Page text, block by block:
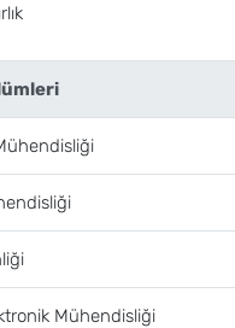
Mühendisliği